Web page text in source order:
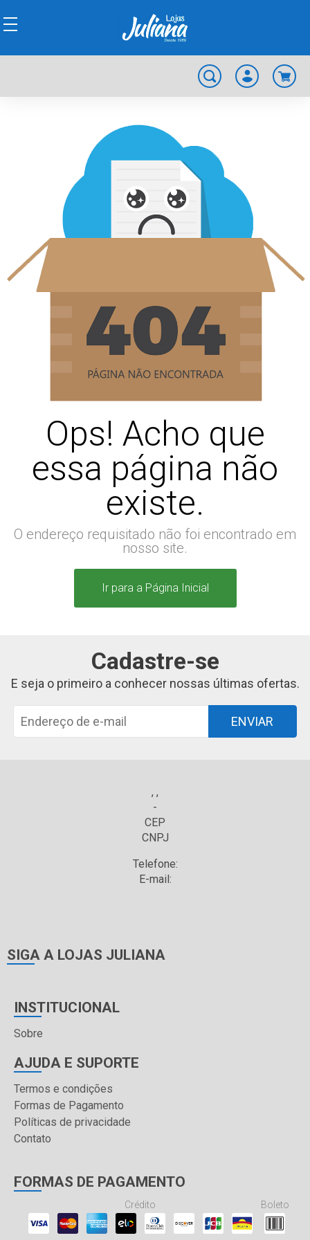
Ops! Acho que
essa página não
existe.
O endereço requisitado não foi encontrado em
nosso site.
Ir para a Página Inicial
Cadastre-se
E seja o primeiro a conhecer nossas últimas ofertas.
ENVIAR
, ,
-
CEP
CNPJ
Telefone:
E-mail:
SIGA A LOJAS JULIANA
INSTITUCIONAL
Sobre
AJUDA E SUPORTE
Termos e condições
Formas de Pagamento
Políticas de privacidade
Contato
FORMAS DE PAGAMENTO
Crédito Boleto